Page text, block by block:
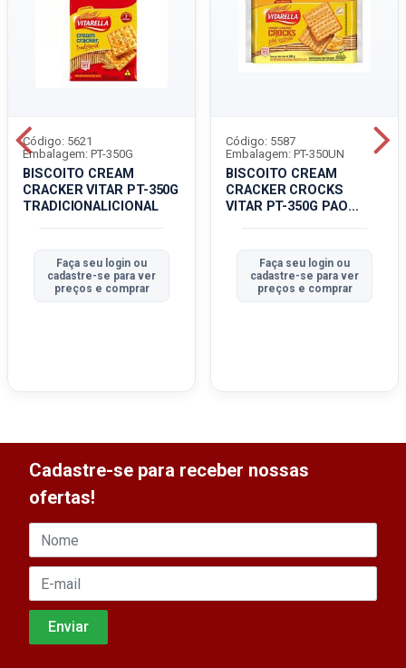
BISCOITO CREAM
CRACKER VITAR PT-350G
TRADICIONALICIONAL
Código: 5621
Embalagem: PT-350G
Faça seu login ou
cadastre-se para ver
preços e comprar
BISCOITO CREAM
CRACKER CROCKS
VITAR PT-350G PAO
Código: 5587
Embalagem: PT-350UN
Faça seu login ou
cadastre-se para ver
preços e comprar
Cadastre-se para receber nossas
ofertas!